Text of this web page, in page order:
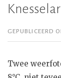
GEPUBLICEERD
Twee